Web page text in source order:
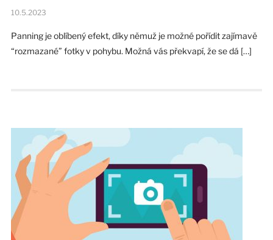
10.5.2023
Panning je oblíbený efekt, díky němuž je možné pořídit zajímavě
“rozmazané” fotky v pohybu. Možná vás překvapí, že se dá […]